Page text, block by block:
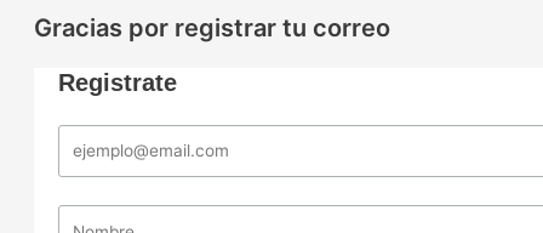
Gracias por registrar tu correo
Registrate